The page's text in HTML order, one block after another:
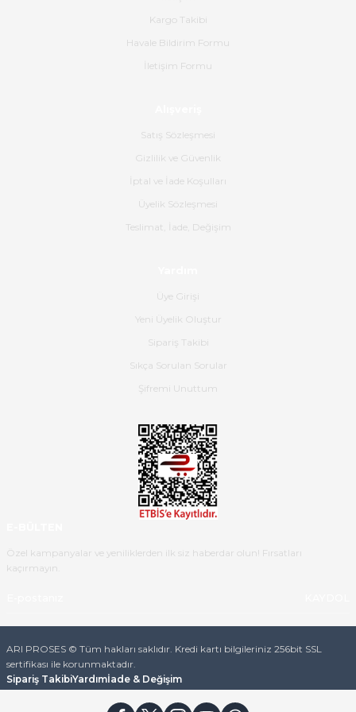
Ürünün kodu XDR-240e-24 yeni
Gerçekten harika ve etkileyici
Hızlı bir şekilde elimize ulaştı
ulaştı.Ürünün paketlenmesi
gayet başarılı hasarsız bir şekilde
teslim aldım. Bu konudaki
hassasiyetleri ve Ürünün kalitesi
Kargo Takibi
Havale Bildirim Formu
İletişim Formu
Satış Sözleşmesi
Gizlilik ve Güvenlik
İptal ve İade Koşulları
Üyelik Sözleşmesi
Teslimat, İade, Değişim
Üye Girişi
Yeni Üyelik Oluştur
Sipariş Takibi
Sıkça Sorulan Sorular
Şifremi Unuttum
Özel kampanyalar ve yeniliklerden ilk siz haberdar olun! Fırsatları
kaçırmayın.
ARI PROSES © Tüm hakları saklıdır. Kredi kartı bilgileriniz 256bit SSL
sertifikası ile korunmaktadır.
Sipariş TakibiYardımİade & Değişim